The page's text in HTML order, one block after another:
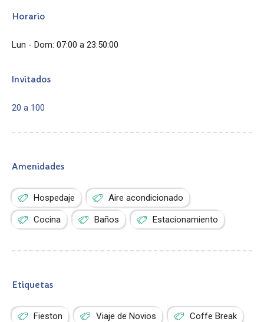
Horario
Lun - Dom: 07:00 a 23:50:00
Invitados
20 a 100
Amenidades
Hospedaje Aire acondicionado
Cocina Baños Estacionamiento
Etiquetas
Fieston Viaje de Novios Coffe Break